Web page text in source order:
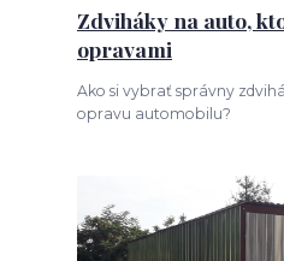
Zdviháky na auto,
opravami
Ako si vybrať správny
opravu automobilu?